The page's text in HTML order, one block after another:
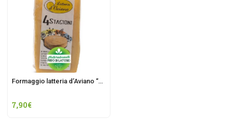
Formaggio latteria d’Aviano “Quattro stagioni”
7,90€